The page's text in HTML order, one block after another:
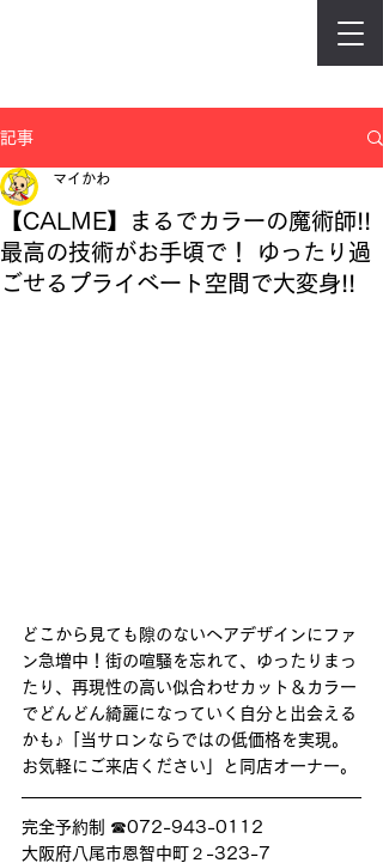
記事
【CALME】まるでカラーの魔術師!!
最高の技術がお手頃で！ ゆったり過
ごせるプライベート空間で大変身!!
マイかわ
どこから見ても隙のないヘアデザインにファ
ン急増中！街の喧騒を忘れて、ゆったりまっ
たり、再現性の高い似合わせカット＆カラー
でどんどん綺麗になっていく自分と出会える
かも♪「当サロンならではの低価格を実現。
お気軽にご来店ください」と同店オーナー。
完全予約制 ☎072-943-0112
大阪府八尾市恩智中町２-323-7